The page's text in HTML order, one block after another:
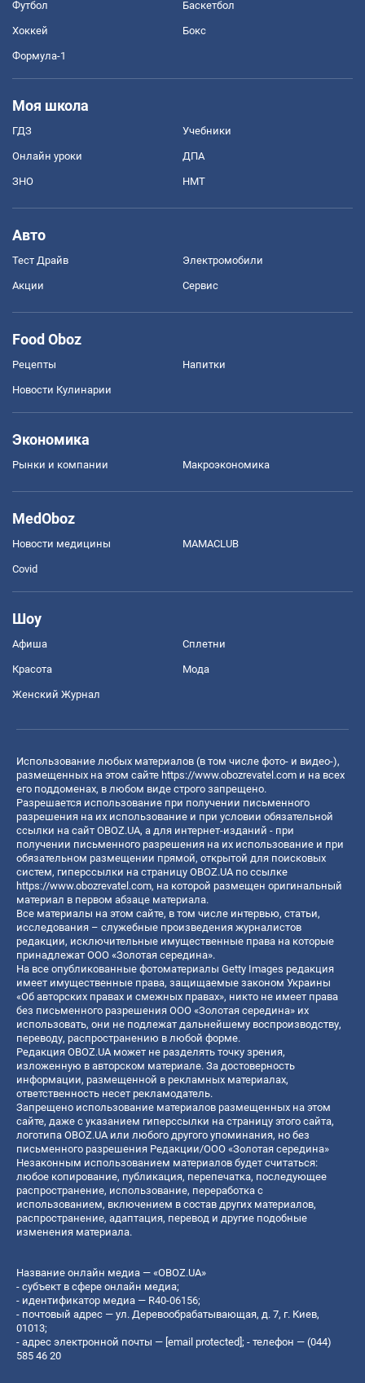
Футбол Баскетбол
Хоккей Бокс
Формула-1
Моя школа
ГДЗ Учебники
Онлайн уроки ДПА
ЗНО НМТ
Авто
Тест Драйв Электромобили
Акции Сервис
Food Oboz
Рецепты Напитки
Новости Кулинарии
Экономика
Рынки и компании Mакроэкономика
MedOboz
Новости медицины MAMACLUB
Covid
Шоу
Афиша Сплетни
Красота Мода
Женский Журнал
Использование любых материалов (в том числе фото- и видео-),
размещенных на этом сайте https://www.obozrevatel.com и на всех
его поддоменах, в любом виде строго запрещено.
Разрешается использование при получении письменного
разрешения на их использование и при условии обязательной
ссылки на сайт OBOZ.UA, а для интернет-изданий - при
получении письменного разрешения на их использование и при
обязательном размещении прямой, открытой для поисковых
систем, гиперссылки на страницу OBOZ.UA по ссылке
https://www.obozrevatel.com, на которой размещен оригинальный
материал в первом абзаце материала.
Все материалы на этом сайте, в том числе интервью, статьи,
исследования – служебные произведения журналистов
редакции, исключительные имущественные права на которые
принадлежат ООО «Золотая середина».
На все опубликованные фотоматериалы Getty Images редакция
имеет имущественные права, защищаемые законом Украины
«Об авторских правах и смежных правах», никто не имеет права
без письменного разрешения ООО «Золотая середина» их
использовать, они не подлежат дальнейшему воспроизводству,
переводу, распространению в любой форме.
Редакция OBOZ.UA может не разделять точку зрения,
изложенную в авторском материале. За достоверность
информации, размещенной в рекламных материалах,
ответственность несет рекламодатель.
Запрещено использование материалов размещенных на этом
сайте, даже с указанием гиперссылки на страницу этого сайта,
логотипа OBOZ.UA или любого другого упоминания, но без
письменного разрешения Редакции/ООО «Золотая середина»
Незаконным использованием материалов будет считаться:
любое копирование, публикация, перепечатка, последующее
распространение, использование, переработка с
использованием, включением в состав других материалов,
распространение, адаптация, перевод и другие подобные
изменения материала.
Название онлайн медиа — «OBOZ.UA»
- субъект в сфере онлайн медиа;
- идентификатор медиа — R40-06156;
- почтовый адрес — ул. Деревообрабатывающая, д. 7, г. Киев,
01013;
- адрес электронной почты — [email protected]; - телефон — (044)
585 46 20